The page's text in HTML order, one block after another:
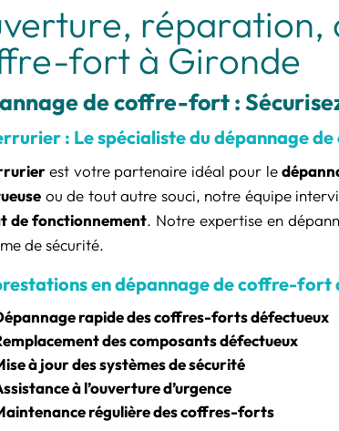
, réparation,
fort à Gironde
de coffre-fort :
: Le spécialiste du dépannage
est votre partenaire idéal pour le
ou de tout autre souci, notre équipe
de fonctionnement. Notre expertise en
de sécurité.
en dépannage de coffre-fort
rapide des coffres-forts défectueux
des composants défectueux
à jour des systèmes de sécurité
à l’ouverture d’urgence
régulière des coffres-forts